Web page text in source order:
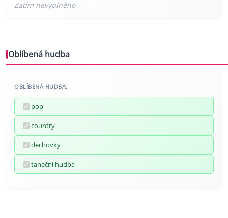
Oblíbená hudba
OBLÍBENÁ HUDBA:
pop
country
dechovky
taneční hudba